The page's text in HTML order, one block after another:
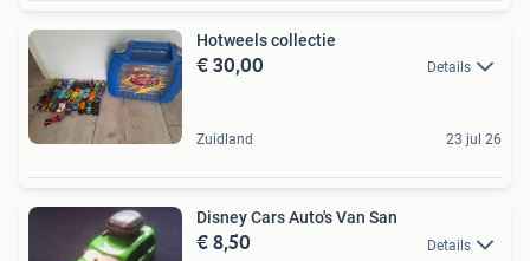
Hotweels collectie
€ 30,00 Details
Zuidland 23 jul 26
Disney Cars Auto's Van San
€ 8,50 Details